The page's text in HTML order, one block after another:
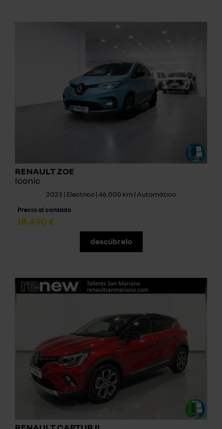
RENAULT ZOE
Iconic
2023 | Electrico | 46.000 km | Automático
Precio al contado
18.490 €
descúbrelo